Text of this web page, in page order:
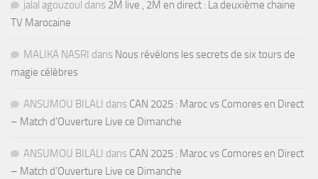
jalal agouzoul dans 2M live , 2M en direct : La deuxième chaine
TV Marocaine
MALIKA NASRI dans Nous révélons les secrets de six tours de
magie célèbres
ANSUMOU BILALI dans CAN 2025 : Maroc vs Comores en Direct
– Match d’Ouverture Live ce Dimanche
ANSUMOU BILALI dans CAN 2025 : Maroc vs Comores en Direct
– Match d’Ouverture Live ce Dimanche